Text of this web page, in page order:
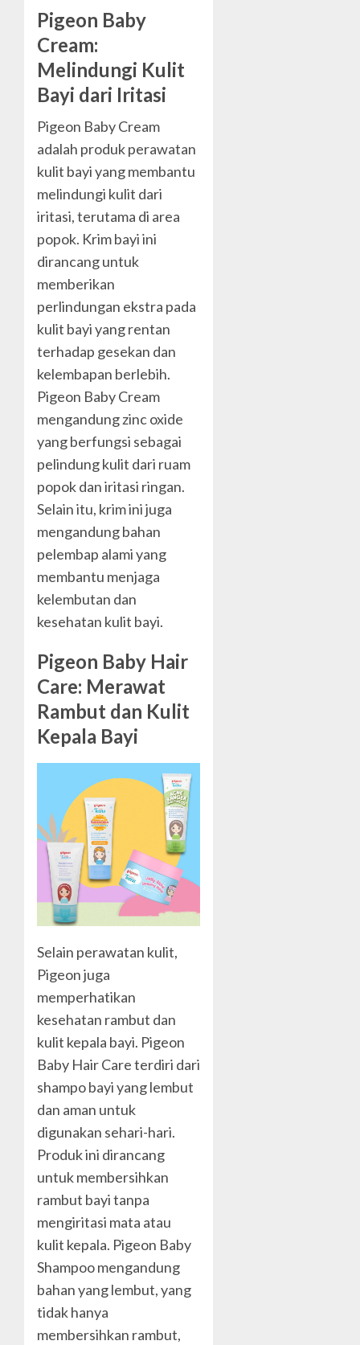
Pigeon Baby
Cream:
Melindungi Kulit
Bayi dari Iritasi
Pigeon Baby Cream
adalah produk perawatan
kulit bayi yang membantu
melindungi kulit dari
iritasi, terutama di area
popok. Krim bayi ini
dirancang untuk
memberikan
perlindungan ekstra pada
kulit bayi yang rentan
terhadap gesekan dan
kelembapan berlebih.
Pigeon Baby Cream
mengandung zinc oxide
yang berfungsi sebagai
pelindung kulit dari ruam
popok dan iritasi ringan.
Selain itu, krim ini juga
mengandung bahan
pelembap alami yang
membantu menjaga
kelembutan dan
kesehatan kulit bayi.
Pigeon Baby Hair
Care: Merawat
Rambut dan Kulit
Kepala Bayi
Selain perawatan kulit,
Pigeon juga
memperhatikan
kesehatan rambut dan
kulit kepala bayi. Pigeon
Baby Hair Care terdiri dari
shampo bayi yang lembut
dan aman untuk
digunakan sehari-hari.
Produk ini dirancang
untuk membersihkan
rambut bayi tanpa
mengiritasi mata atau
kulit kepala. Pigeon Baby
Shampoo mengandung
bahan yang lembut, yang
tidak hanya
membersihkan rambut,